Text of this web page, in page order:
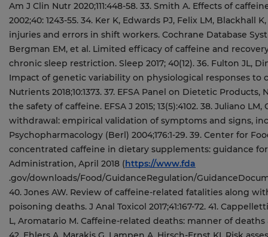
Am J Clin Nutr 2020;111:448-58. 33. Smith A. Effects of
2002;40: 1243-55. 34. Ker K, Edwards PJ, Felix LM,
injuries and errors in shift workers. Cochrane Database Syst
Bergman EM, et al. Limited efficacy of caffeine and
chronic sleep restriction. Sleep 2017; 40(12). 36. Fulton JL,
Impact of genetic variability on physiological responses to
Nutrients 2018;10:1373. 37. EFSA Panel on Dietetic
the safety of caffeine. EFSA J 2015; 13(5):4102. 38. Juliano
withdrawal: empirical validation of symptoms and signs,
Psychopharmacology (Berl) 2004;176:1-29. 39. Center for
concentrated caffeine in dietary supplements: guidance
Administration, April 2018 (https://www.fda
.gov/downloads/Food/GuidanceRegulation/GuidanceDocumentsRegulatoryInformation/UCM604319.pdf). 40. Jones AW. Review of caffeine-related fatalities along with postmortem blood concentrations in 51 poisoning deaths. J Anal Toxicol 2017;41:167-72. 41. Cappelletti S, Piacentino D, Fineschi V, Frati P, Cipolloni L, Aromatario M. Caffeine-related deaths: manner of deaths and categories at risk. Nutrients 2018;10: 611. 42. Ehlers A, Marakis G, Lampen A, Hirsch-Ernst KI. Risk assessment of energy drinks with focus on cardiovascular parameters and energy drink consumption in Europe. Food Chem Toxicol 2019; 130:109-21. 43. Kim Y, Je Y, Giovannucci E. Coffee consumption and all-cause and causespecific mortality: a meta-analysis by potential modifiers. Eur J Epidemiol 2019; 34:731-52. 44. Cornelis MC, Munafo MR. Mendelian randomization studies of coffee and caffeine consumption. Nutrients 2018;10: 1343. 45. Feskanich D, Rimm EB, Giovannucci EL, et al. Reproducibility and validity of food intake measurements from a semiquantitative food frequency questionnaire. J Am Diet Assoc 1993;93:790-6. 46. Lovallo WR, Wilson MF, Vincent AS, Sung BH, McKey BS, Whitsett TL. Blood pressure response to caffeine shows incomplete tolerance after short-term regular consumption. Hypertension 2004;43:760-5. 47. Noordzij M, Uiterwaal CSPM, Arends LR, Kok FJ, Grobbee DE, Geleijnse JM. Blood pressure response to chronic intake of coffee and caffeine: a meta-analysis of randomized controlled trials. J Hypertens 2005;23:921-8. 48. Steffen M, Kuhle C, Hensrud D, Erwin PJ, Murad MH. The effect of coffee consumption on blood pressure and the development of hypertension: a systematic review and meta-analysis. J Hypertens 2012;30:2245-54. 49. Mesas AE, Leon-Muñoz LM, Rodriguez-Artalejo F, Lopez-Garcia E. The effect of coffee on blood pressure and cardiovascular disease in hypertensive individuals: a systematic review and metaanalysis. Am J Clin Nutr 2011;94:1113-26. 50. Onakpoya IJ, Spencer EA, Thompson MJ, Heneghan CJ. The effect of chlorogenic acid on blood pressure: a systematic review and meta-analysis of randomized clinical trials. J Hum Hypertens 2015;29: 77-81. 51. Grosso G, Micek A, Godos J, et al. Long-term coffee consumption is associated with decreased incidence of newonset hypertension: a dose-response metaanalysis. Nutrients 2017;9:890. 52. Jee SH, He J, Appel LJ, Whelton PK, Suh I, Klag MJ. Coffee consumption and serum lipids: a meta-analysis of randomized controlled clinical trials. Am J Epidemiol 2001;153:353-62. 53. Silverman MG, Ference BA, Im K, et al. Association between lowering LDL-C and cardiovascular risk reduction among different therapeutic interventions: a systematic review and meta-analysis. JAMA 2016;316:1289-97. 54. Zuchinali P, Ribeiro PA, Pimentel M, da Rosa PR, Zimerman LI, Rohde LE. Effect of caffeine on ventricular arrhythmia: a systematic review and meta-analysis of experimental and clinical studies. Europace 2016;18:257-66. 55. Larsson SC, Drca N, Jensen-Urstad M, Wolk A. Coffee consumption is not associated with increased risk of atrial fibrillation: results from two prospective cohorts and a meta-analysis. BMC Med 2015;13:207. 56. Ding M, Bhupathiraju SN, Satija A, van Dam RM, Hu FB. Long-term coffee consumption and risk of cardiovascular disease: a systematic review and a doseresponse meta-analysis of prospective cohort studies. Circulation 2014;129:643-59. 57. Harpaz E, Tamir S, Weinstein A, Weinstein Y. The effect of caffeine on energy balance. J Basic Clin Physiol Pharmacol 2017;28:1-10. 58. Velickovic K, Wayne D, Leija HAL, et al. Caffeine exposure induces browning features in adipose tissue in vitro and in vivo. Sci Rep 2019;9:9104. 59. Dulloo AG, Geissler CA, Horton T, Collins A, Miller DS. Normal caffeine consumption: influence on thermogenesis and daily energy expenditure in lean and postobese human volunteers. Am J Clin Nutr 1989;49:44-50. 60. Lopez-Garcia E, van Dam RM, Rajpathak S, Willett WC, Manson JE, Hu FB. Changes in caffeine intake and long-term weight change in men and women. Am J Clin Nutr 2006;83:674-80. 61. Larsen SC, Mikkelsen M-L, Frederiksen P, Heitmann BL. Habitual coffee consumption and changes in measures of adiposity: a comprehensive study of longitudinal associations. Int J Obes (Lond) 2018;42:880-6. 62. Ohnaka K, Ikeda M, Maki T, et al. Effects of 16-week consumption of caffeinated and decaffeinated instant coffee on glucose metabolism in a randomized controlled trial. J Nutr Metab 2012;2012: 207426. 63. de Ruyter JC, Olthof MR, Seidell JC, Katan MB. A trial of sugar-free or sugarsweetened beverages and body weight in children. N Engl J Med 2012;367:1397-406. 64. Keijzers GB, De Galan BE, Tack CJ, Smits P. Caffeine can decrease insulin sensitivity in humans. Diabetes Care 2002; 25:364-9. 65. Wedick NM, Brennan AM, Sun Q, Hu FB, Mantzoros CS, van Dam RM. Effects of caffeinated and decaffeinated coffee on biological risk factors for type 2 diabetes: a randomized controlled trial. Nutr J 2011;10:93. 66. Carlström M, Larsson SC. Coffee consumption and reduced risk of developing type 2 diabetes: a systematic review with meta-analysis. Nutr Rev 2018;76:395-417. 67. Ong KW, Hsu A, Tan BKH. Anti-diabetic and anti-lipidemic effects of chlorogenic acid are mediated by AMPK activation. Biochem Pharmacol 2013;85: 1341-51. 68. Wang A, Wang S, Zhu C, et al. Coffee and cancer risk: a meta-analysis of prospective observational studies. Sci Rep 2016;6:33711. 69. Drinking coffee, mate, and very hot beverages. IARC monographs on the evaluation of